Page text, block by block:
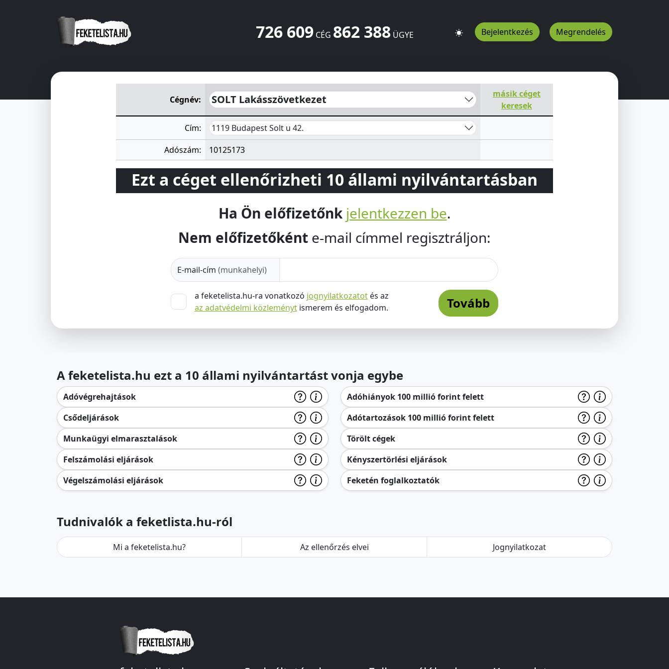
726 609CÉG 862 388ÜGYE Bejelentkezés Megrendelés
Solt u 42.Budapest1119HU
Cégnév:
SOLT Lakásszövetkezet
másik céget
keresek
Cím: 1119 Budapest Solt u 42.
Adószám: 10125173
Ezt a céget ellenőrizheti 10 állami nyilvántartásban
Ha Ön előfizetőnk jelentkezzen be.
Nem előfizetőként e-mail címmel regisztráljon:
E-mail-cím (munkahelyi)
a feketelista.hu-ra vonatkozó jognyilatkozatotés az
az adatvédelmi közleménytismerem és elfogadom. Tovább
A feketelista.hu ezt a 10 állami nyilvántartást vonja egybe
Adóvégrehajtások
Csődeljárások
Munkaügyi elmarasztalások
Felszámolási eljárások
Végelszámolási eljárások
Adóhiányok 100 millió forint felett
Adótartozások 100 millió forint felett
Törölt cégek
Kényszertörlési eljárások
Feketén foglalkoztatók
Tudnivalók a feketlista.hu-ról
Mi a feketelista.hu? Az ellenőrzés elvei Jognyilatkozat